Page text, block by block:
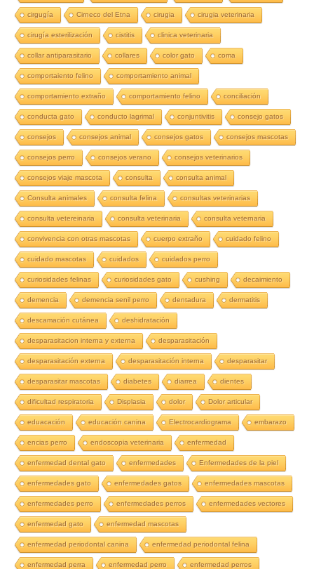
cirgugía Cirneco del Etna cirugia cirugia veterinaria
cirugía esterilización cistitis clinica veterinaria
collar antiparasitario collares color gato coma
comportaiento felino comportamiento animal
comportamiento extraño comportamiento felino conciliación
conducta gato conducto lagrimal conjuntivitis consejo gatos
consejos consejos animal consejos gatos consejos mascotas
consejos perro consejos verano consejos veterinarios
consejos viaje mascota consulta consulta animal
Consulta animales consulta felina consultas veterinarias
consulta vetereinaria consulta veterinaria consulta veternaria
convivencia con otras mascotas cuerpo extraño cuidado felino
cuidado mascotas cuidados cuidados perro
curiosidades felinas curiosidades gato cushing decaimiento
demencia demencia senil perro dentadura dermatitis
descamación cutánea deshidratación
desparasitacion interna y externa desparasitación
desparasitación externa desparasitación interna desparasitar
desparasitar mascotas diabetes diarrea dientes
dificultad respiratoria Displasia dolor Dolor articular
eduacación educación canina Electrocardiograma embarazo
encias perro endoscopia veterinaria enfermedad
enfermedad dental gato enfermedades Enfermedades de la piel
enfermedades gato enfermedades gatos enfermedades mascotas
enfermedades perro enfermedades perros enfermedades vectores
enfermedad gato enfermedad mascotas
enfermedad periodontal canina enfermedad periodontal felina
enfermedad perra enfermedad perro enfermedad perros